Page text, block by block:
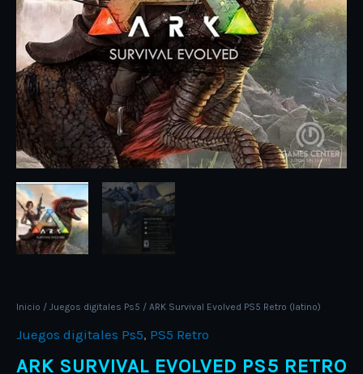
Inicio / Juegos digitales Ps5 / ARK Survival Evolved PS5 Retro (latino)
Juegos digitales Ps5, PS5 Retro
ARK SURVIVAL EVOLVED PS5 RETRO